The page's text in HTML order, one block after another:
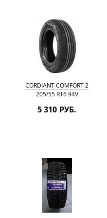
CORDIANT COMFORT 2
205/55 R16 94V
5 310 РУБ.